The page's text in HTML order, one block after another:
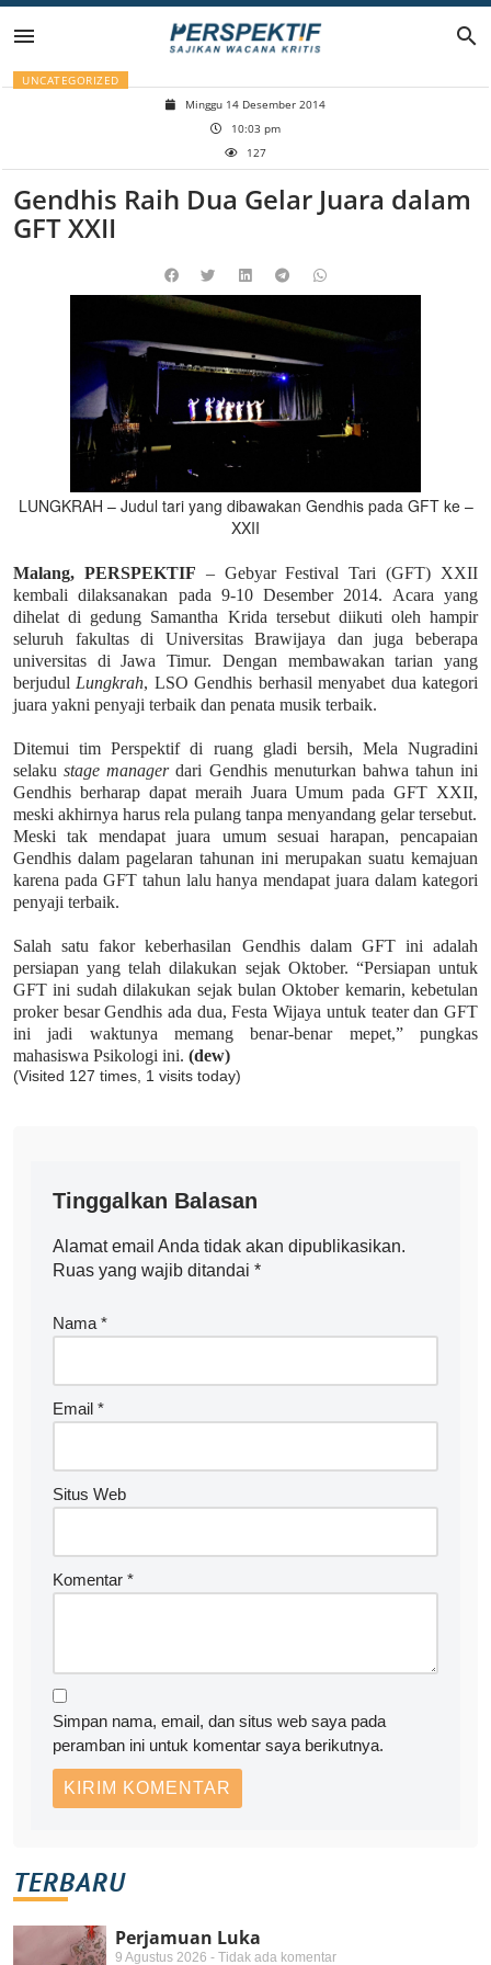
ke
UNCATEGORIZED
Gendhis Raih Dua Gelar Juara dalam
GFT XXII
Minggu 14 Desember 2014
10:03 pm
127
LUNGKRAH – Judul tari yang dibawakan Gendhis pada GFT ke –
XXII
Malang, PERSPEKTIF – Gebyar Festival Tari (GFT) XXII
kembali dilaksanakan pada 9-10 Desember 2014. Acara yang
dihelat di gedung Samantha Krida tersebut diikuti oleh hampir
seluruh fakultas di Universitas Brawijaya dan juga beberapa
universitas di Jawa Timur. Dengan membawakan tarian yang
berjudul Lungkrah, LSO Gendhis berhasil menyabet dua kategori
juara yakni penyaji terbaik dan penata musik terbaik.
Ditemui tim Perspektif di ruang gladi bersih, Mela Nugradini
selakustage managerdari Gendhis menuturkan bahwa tahun ini
Gendhis berharap dapat meraih Juara Umum pada GFT XXII,
meski akhirnya harus rela pulang tanpa menyandang gelar tersebut.
Meski tak mendapat juara umum sesuai harapan, pencapaian
Gendhis dalam pagelaran tahunan ini merupakan suatu kemajuan
karena pada GFT tahun lalu hanya mendapat juara dalam kategori
penyaji terbaik.
Salah satu fakor keberhasilan Gendhis dalam GFT ini adalah
persiapan yang telah dilakukan sejak Oktober. “Persiapan untuk
GFT ini sudah dilakukan sejak bulan Oktober kemarin, kebetulan
proker besar Gendhis ada dua, Festa Wijaya untuk teater dan GFT
ini jadi waktunya memang benar-benar mepet,” pungkas
mahasiswa Psikologi ini. (dew)
(Visited 127 times, 1 visits today)
Tinggalkan Balasan
Alamat email Anda tidak akan dipublikasikan.
Ruas yang wajib ditandai *
Nama *
Email *
Situs Web
Komentar *
Simpan nama, email, dan situs web saya pada
peramban ini untuk komentar saya berikutnya.
TERBARU
Perjamuan Luka
9 Agustus 2026 Tidak ada komentar